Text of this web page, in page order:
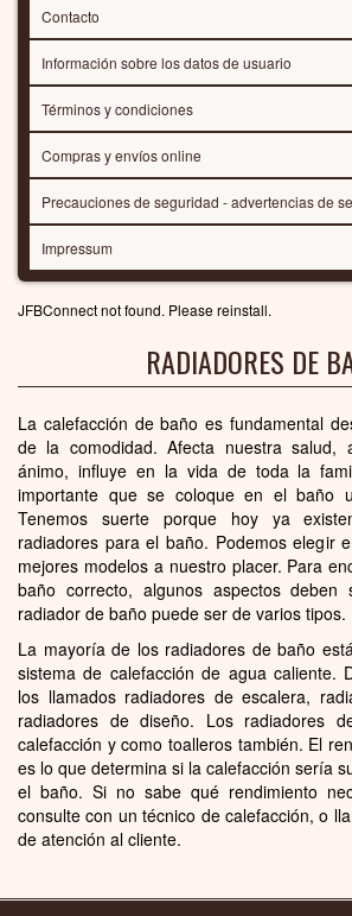
Contacto
Información sobre los datos de usuario
Términos y condiciones
Compras y envíos online
Precauciones de seguridad - advertencias de
Impressum
JFBConnect not found. Please reinstall.
RADIADORES DE
La calefacción de baño es fundamental
de la comodidad. Afecta nuestra salud,
ánimo, influye en la vida de toda la
importante que se coloque en el baño
Tenemos suerte porque hoy ya
radiadores para el baño. Podemos elegir
mejores modelos a nuestro placer. Para
baño correcto, algunos aspectos deben
radiador de baño puede ser de varios tipos.
La mayoría de los radiadores de baño
sistema de calefacción de agua caliente.
los llamados radiadores de escalera,
radiadores de diseño. Los radiadores
calefacción y como toalleros también. El
es lo que determina si la calefacción sería
el baño. Si no sabe qué rendimiento
consulte con un técnico de calefacción, o
de atención al cliente.